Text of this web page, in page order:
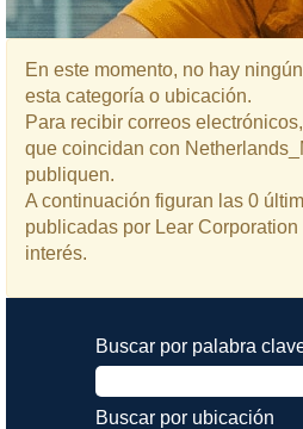
En este momento, no hay
esta categoría o ubicación.
Para recibir correos
que coincidan con
publiquen.
A continuación figuran las 0
publicadas por Lear
interés.
Buscar por palabra
Buscar por ubicación